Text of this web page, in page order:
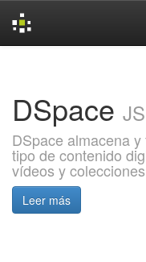
DSpace
DSpace almacena
tipo de contenido
vídeos y
Leer más